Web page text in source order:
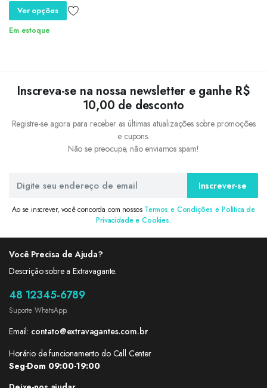
Bermuda Praia para Homens,
Negócios e Social, Novo,
Verão
Ver opções
Em estoque
Inscreva-se na nossa newsletter e ganhe R$
10,00 de desconto
Registre-se agora para receber as últimas atualizações sobre promoções
e cupons.
Não se preocupe, não enviamos spam!
Inscrever-se
Ao se inscrever, você concorda com nossos Termos e Condições e Política de
Privacidade e Cookies.
Você Precisa de Ajuda?
Descrição sobre a Extravagante.
48 12345-6789
Suporte WhatsApp.
Email: contato@extravagantes.com.br
Horário de funcionamento do Call Center
Seg-Dom 09:00-19:00